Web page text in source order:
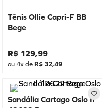
Tênis Ollie Capri-F BB
Bege
R$ 129,99
ou4x de R$ 32,49
Sandália Cartago Oslo II